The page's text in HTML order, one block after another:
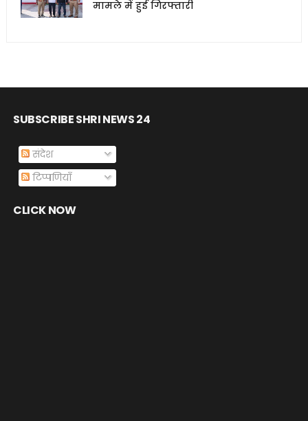
मामले में हुई गिरफ्तारी
SUBSCRIBE SHRI NEWS 24
संदेश
टिप्पणियाँ
CLICK NOW